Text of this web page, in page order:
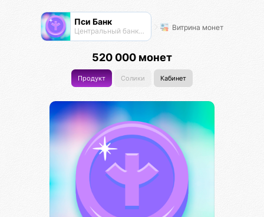
Пси Банк
Центральный банк экосистемы Витрина монет
520 000 монет
Продукт Солики Кабинет